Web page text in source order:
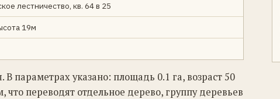
лестничество, кв. 64 в 25
19м
параметрах указано: площадь 0.1 га, возраст 50
переводят отдельное дерево, группу деревьев